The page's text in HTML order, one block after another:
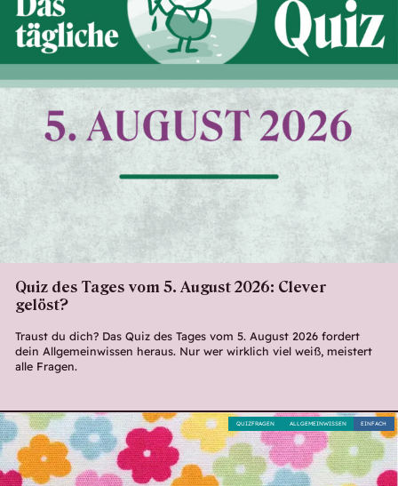
Quiz des Tages vom 5. August 2026: Clever
gelöst?
Traust du dich? Das Quiz des Tages vom 5. August 2026 fordert
dein Allgemeinwissen heraus. Nur wer wirklich viel weiß, meistert
alle Fragen.
EINFACH
ALLGEMEINWISSEN
QUIZFRAGEN